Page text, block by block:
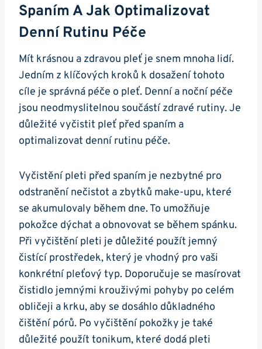
Spaním A Jak ‌optimalizovat
Denní Rutinu Péče
Mít krásnou a zdravou pleť je‍ snem mnoha lidí.​
Jedním z klíčových kroků‌ k dosažení tohoto
cíle je správná péče‍ o⁣ pleť. Denní a‌ noční péče
jsou neodmyslitelnou součástí zdravé rutiny. Je
důležité⁣ vyčistit pleť před spaním a
optimalizovat ⁢denní rutinu ⁤péče.
Vyčistění pleti před spaním je nezbytné pro​
odstranění ‌nečistot a zbytků make-upu, které⁢
se akumulovaly během dne. To umožňuje
pokožce dýchat a obnovovat​ se během spánku.
Při vyčištění pleti je⁤ důležité ​použít jemný
čistící prostředek,​ který je​ vhodný pro vaši
⁢konkrétní ‌pleťový typ. Doporučuje se masírovat
čistidlo jemnými krouživými pohyby po⁣ celém
obličeji a krku, aby⁤ se dosáhlo důkladného
čištění pórů. Po vyčištění pokožky je také
důležité použít tonikum, které​ dodá pleti